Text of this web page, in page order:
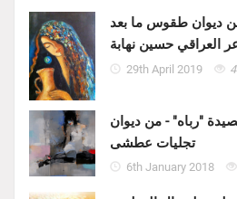
ديوان طقوس ما بعد
العراقي حسين نهابة
29th April 2019
"رباه" - من ديوان
تجليات عطشى
6th January 2018